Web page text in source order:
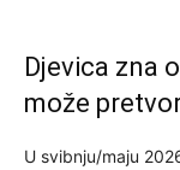
Djevica zna
može
U svibnju/maju